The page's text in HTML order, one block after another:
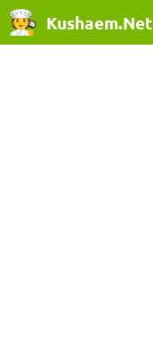
Kushaem.Net